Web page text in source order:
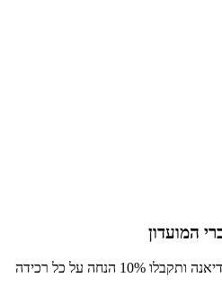
הצטרפו למועדון החברים של סינדיאנה ותקבלו 10% הנחה על כל רכידה